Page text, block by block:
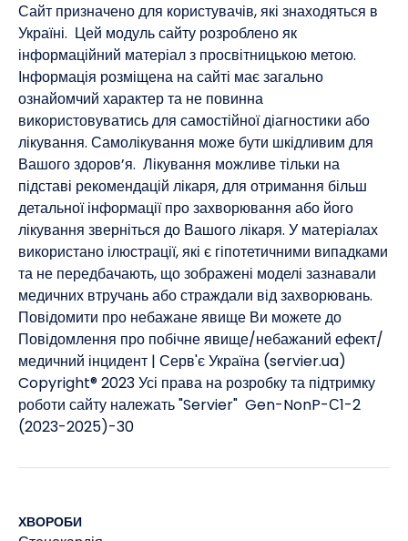
Сайт призначено для користувачів, які знаходяться в
Україні. Цей модуль сайту розроблено як
інформаційний матеріал з просвітницькою метою.
Інформація розміщена на сайті має загально
ознайомчий характер та не повинна
використовуватись для самостійної діагностики або
лікування. Самолікування може бути шкідливим для
Вашого здоров’я. Лікування можливе тільки на
підставі рекомендацій лікаря, для отримання більш
детальної інформації про захворювання або його
лікування зверніться до Вашого лікаря. У матеріалах
використано ілюстрації, які є гіпотетичними випадками
та не передбачають, що зображені моделі зазнавали
медичних втручань або страждали від захворювань. ​
Повідомити про небажане явище Ви можете до
Повідомлення про побічне явище/небажаний ефект/
медичний інцидент | Серв'є Україна (servier.ua)
Copyright® 2023 Усі права на розробку та підтримку
роботи сайту належать "Servier" Gen-NonP-С1-2
(2023-2025)-30
ХВОРОБИ